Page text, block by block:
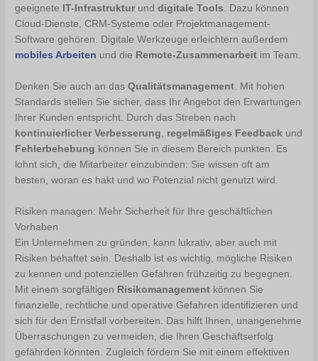
geeignete IT-Infrastruktur unddigitale Tools . Dazu können
Cloud-Dienste, CRM-Systeme oder Projektmanagement-
Software gehören. Digitale Werkzeuge erleichtern außerdem
mobiles Arbeiten und die Remote-Zusammenarbeit im Team.
Denken Sie auch an dasQualitätsmanagement . Mit hohen
Standards stellen Sie sicher, dass Ihr Angebot den Erwartungen
Ihrer Kunden entspricht. Durch das Streben nach
kontinuierlicher Verbesserung
regelmäßiges Feedback und
Fehlerbehebung können Sie in diesem Bereich punkten. Es
lohnt sich, die Mitarbeiter einzubinden: Sie wissen oft am
besten, woran es hakt und wo Potenzial nicht genutzt wird.
Risiken managen: Mehr Sicherheit für Ihre geschäftlichen
Vorhaben
Ein Unternehmen zu gründen, kann lukrativ, aber auch mit
Risiken behaftet sein. Deshalb ist es wichtig, mögliche Risiken
zu kennen und potenziellen Gefahren frühzeitig zu begegnen.
Mit einem sorgfältigen Risikomanagement können Sie
finanzielle, rechtliche und operative Gefahren identifizieren und
sich für den Ernstfall vorbereiten. Das hilft Ihnen, unangenehme
Überraschungen zu vermeiden, die Ihren Geschäftserfolg
gefährden könnten. Zugleich fördern Sie mit einem effektiven